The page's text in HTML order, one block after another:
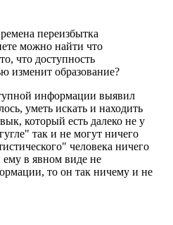
переизбытка
можно найти что
что доступность
изменит образование?
информации выявил
уметь искать и находить
который есть далеко не у
так и не могут ничего
человека ничего
ему в явном виде не
то он так ничему и не